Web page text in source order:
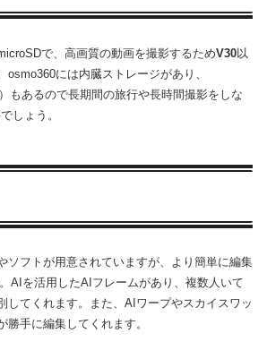
で、高画質の動画を撮影するためV30以
osmo360には内臓ストレージがあり、
もあるので長期間の旅行や長時間撮影をしな
しょう。
ソフトが用意されていますが、より簡単に編集
AIを活用したAIフレームがあり、複数人いて
してくれます。また、AIワープやスカイスワッ
勝手に編集してくれます。